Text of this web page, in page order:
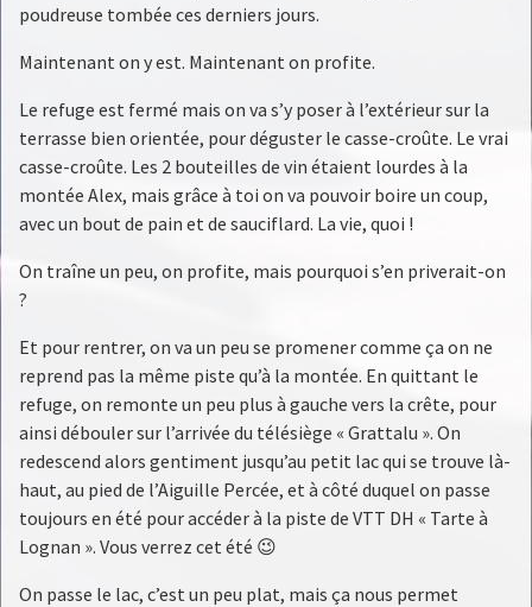
poudreuse tombée ces derniers jours.
Maintenant on y est. Maintenant on profite.
Le refuge est fermé mais on va s’y poser à l’extérieur sur la
terrasse bien orientée, pour déguster le casse-croûte. Le vrai
casse-croûte. Les 2 bouteilles de vin étaient lourdes à la
montée Alex, mais grâce à toi on va pouvoir boire un coup,
avec un bout de pain et de sauciflard. La vie, quoi !
On traîne un peu, on profite, mais pourquoi s’en priverait-on
?
Et pour rentrer, on va un peu se promener comme ça on ne
reprend pas la même piste qu’à la montée. En quittant le
refuge, on remonte un peu plus à gauche vers la crête, pour
ainsi débouler sur l’arrivée du télésiège « Grattalu ». On
redescend alors gentiment jusqu’au petit lac qui se trouve là-
haut, au pied de l’Aiguille Percée, et à côté duquel on passe
toujours en été pour accéder à la piste de VTT DH « Tarte à
Lognan ». Vous verrez cet été 😉
On passe le lac, c’est un peu plat, mais ça nous permet